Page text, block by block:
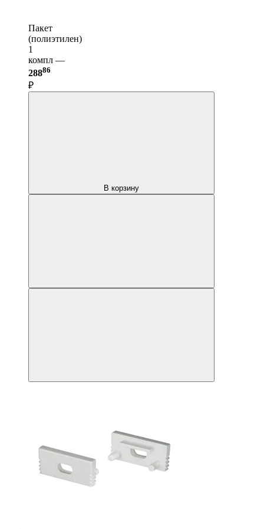
Пакет
(полиэтилен)
1
компл —
28886
₽
В корзину